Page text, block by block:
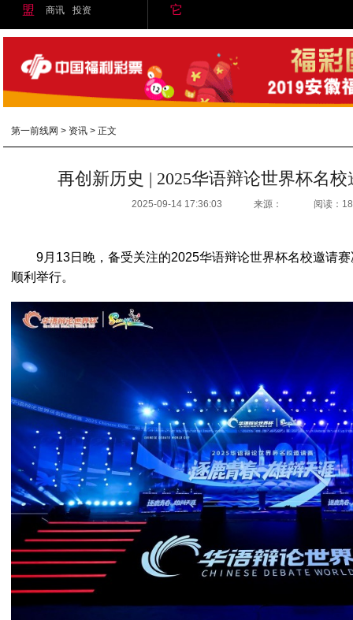
盟
商讯
投资
它
第一前线网 > 资讯 > 正文
再创新历史 | 2025华语辩论世界杯名
2025-09-14 17:36:03 来源： 阅读：
9月13日晚，备受关注的2025华语辩论世界杯名校邀请
顺利举行。